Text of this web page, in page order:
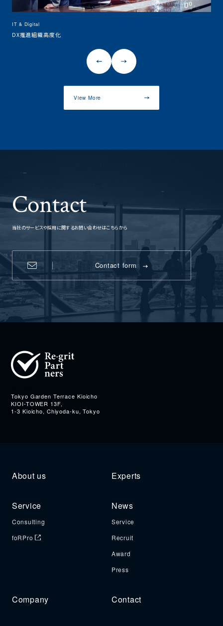
IT & Digital
DX推進組織高度化
View More
Contact
当社のサービスや採用に関するお問い合わせはこちらから
Contact form
Tokyo Garden Terrace Kioicho
KIOI-TOWER 13F,
1-3 Kioicho, Chiyoda-ku, Tokyo
About us Experts
Service
Consulting
foRPro
News
Service
Recruit
Award
Press
Company Contact